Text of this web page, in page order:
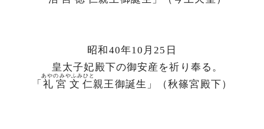
昭和40年10月25日
皇太子妃殿下の御安産を祈り奉る。
「 礼宮文仁
あやのみやふみひと
親王御誕生」（秋篠宮殿下）